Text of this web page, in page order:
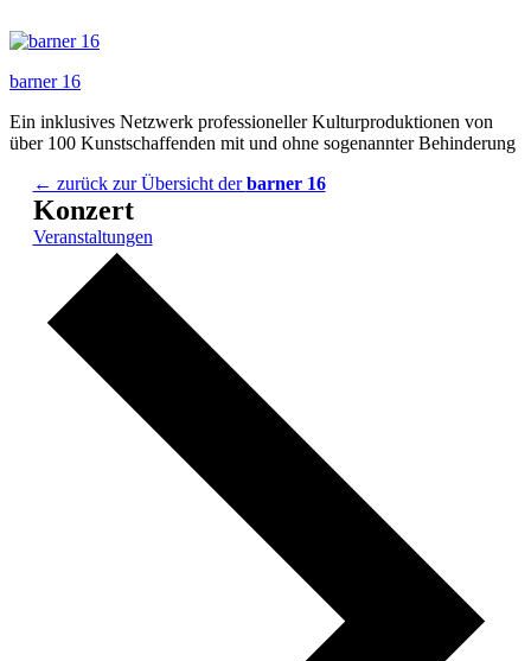
Inhalt
barner 16
Ein inklusives Netzwerk professioneller Kulturproduktionen von
über 100 Kunstschaffenden mit und ohne sogenannter Behinderung
← zurück zur Übersicht derbarner 16
Konzert
Veranstaltungen